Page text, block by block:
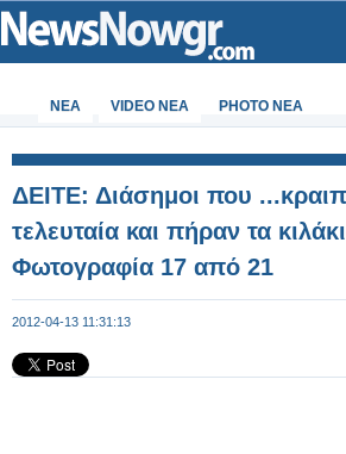
ΝΕΑ VIDEO NEA PHOTO NEA
ΔΕΙΤΕ: Διάσημοι που
τελευταία και πήραν τα
Φωτογραφία 17 από 21
2012-04-13 11:31:13